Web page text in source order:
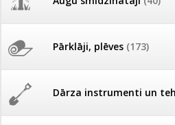
Pārklāji, plēves (173)
Dārza instrumenti un
Tomātu sēklu katalogs
Tagad Vitrol GB arī 20kg
iepakojumā!